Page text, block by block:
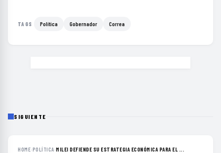
TAGS Política Gobernador Correa
SIGUIENTE
HOME›POLÍTICA›MILEI DEFIENDE SU ESTRATEGIA ECONÓMICA PARA EL ...